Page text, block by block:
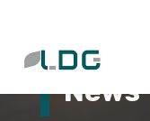
News